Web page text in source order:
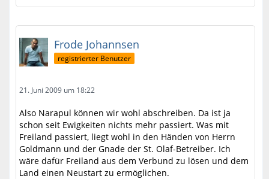
Frode Johannsen
registrierter Benutzer
21. Juni 2009 um 18:22
Also Narapul können wir wohl abschreiben. Da ist ja
schon seit Ewigkeiten nichts mehr passiert. Was mit
Freiland passiert, liegt wohl in den Händen von Herrn
Goldmann und der Gnade der St. Olaf-Betreiber. Ich
wäre dafür Freiland aus dem Verbund zu lösen und dem
Land einen Neustart zu ermöglichen.